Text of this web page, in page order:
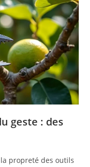
geste : des
propreté des outils